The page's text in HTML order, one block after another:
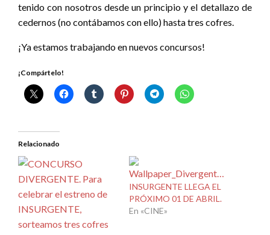
tenido con nosotros desde un principio y el detallazo de
cedernos (no contábamos con ello) hasta tres cofres.
¡Ya estamos trabajando en nuevos concursos!
¡Compártelo!
Relacionado
INSURGENTE LLEGA EL
PRÓXIMO 01 DE ABRIL.
En «CINE»